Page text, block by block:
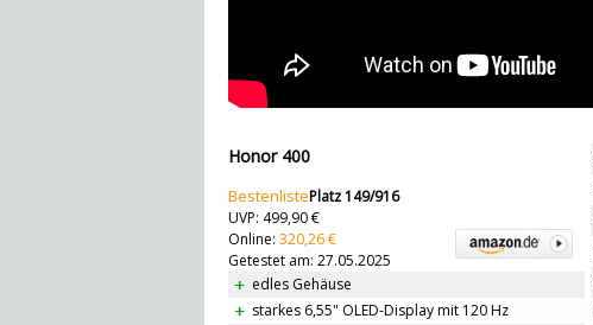
Honor 400
BestenlistePlatz 149/916
UVP: 499,90 €
Online: 320,26 €
Getestet am: 27.05.2025
edles Gehäuse
starkes 6,55" OLED-Display mit 120 Hz